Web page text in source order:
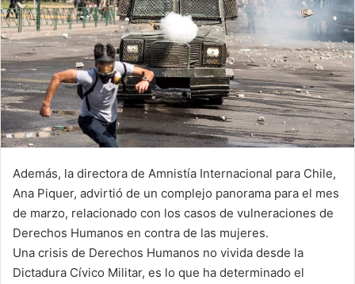
Además, la directora de Amnistía Internacional para Chile,
Ana Piquer, advirtió de un complejo panorama para el mes
de marzo, relacionado con los casos de vulneraciones de
Derechos Humanos en contra de las mujeres.
Una crisis de Derechos Humanos no vivida desde la
Dictadura Cívico Militar, es lo que ha determinado el